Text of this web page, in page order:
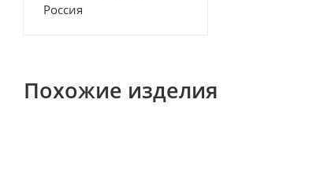
Россия
Похожие изделия